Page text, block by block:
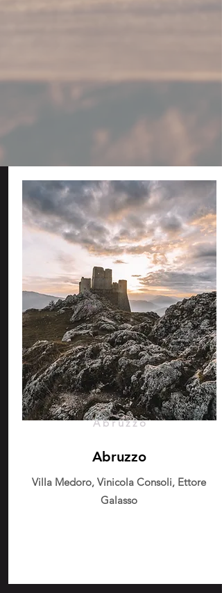
Abruzzo
Abruzzo
Villa Medoro, Vinicola Consoli, Ettore
Galasso